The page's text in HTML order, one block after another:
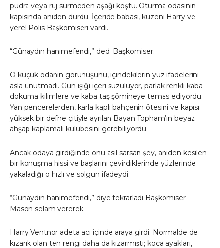
pudra veya ruj sürmeden aşağı koştu. Oturma odasının
kapısında aniden durdu. İçeride babası, kuzeni Harry ve
yerel Polis Başkomiseri vardı.
“Günaydın hanımefendi,” dedi Başkomiser.
O küçük odanın görünüşünü, içindekilerin yüz ifadelerini
asla unutmadı. Gün ışığı içeri süzülüyor, parlak renkli kaba
dokuma kilimlere ve kaba taş şömineye temas ediyordu.
Yan pencerelerden, karla kaplı bahçenin ötesini ve kapısı
yüksek bir defne çitiyle ayrılan Bayan Topham’ın beyaz
ahşap kaplamalı kulübesini görebiliyordu.
Ancak odaya girdiğinde onu asıl sarsan şey, aniden kesilen
bir konuşma hissi ve başlarını çevirdiklerinde yüzlerinde
yakaladığı o hızlı ve solgun ifadeydi.
“Günaydın hanımefendi,” diye tekrarladı Başkomiser
Mason selam vererek.
Harry Ventnor adeta acı içinde araya girdi. Normalde de
kızarık olan ten rengi daha da kızarmıştı; koca ayakları,